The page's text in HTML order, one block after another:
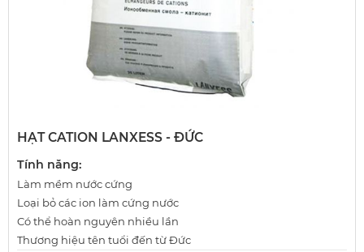
HẠT CATION LANXESS - ĐỨC
Tính năng:
Làm mềm nước cứng
Loại bỏ các ion làm cứng nước
Có thể hoàn nguyên nhiều lần
Thương hiệu tên tuổi đến từ Đức